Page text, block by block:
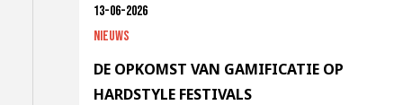
13-06-2026
Nieuws
DE OPKOMST VAN GAMIFICATIE OP
HARDSTYLE FESTIVALS